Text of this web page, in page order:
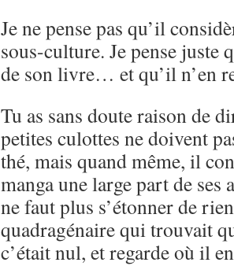
Je ne pense pas qu’il
sous-culture. Je pense juste
de son livre… et qu’il n’en
Tu as sans doute raison de
petites culottes ne doivent
thé, mais quand même, il
manga une large part de ses
ne faut plus s’étonner de
quadragénaire qui trouvait
c’était nul, et regarde où il